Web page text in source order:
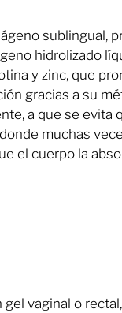
sublingual,
hidrolizado
y zinc, que
gracias a su
a que se evita
muchas
el cuerpo la
gel vaginal o